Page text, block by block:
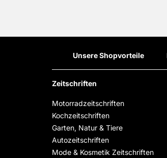
Unsere Shopvorteile
Zeitschriften
Motorradzeitschriften
Kochzeitschriften
Garten, Natur & Tiere
Autozeitschriften
Mode & Kosmetik Zeitschriften